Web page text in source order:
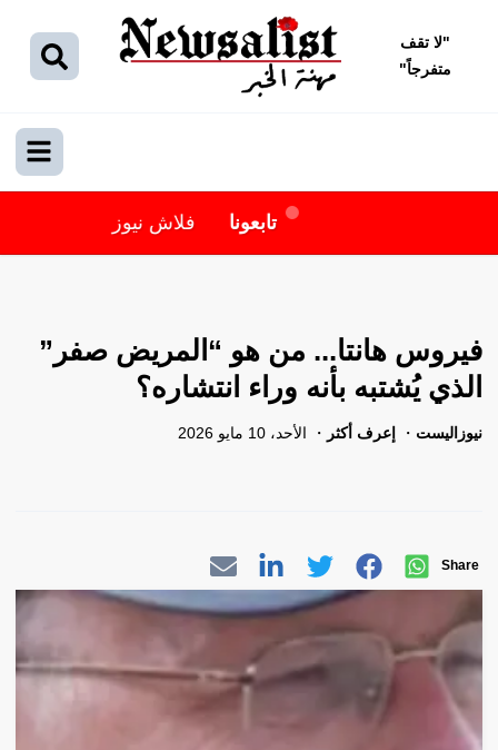
"لا تقف
متفرجاً"
تابعونا فلاش نيوز
فيروس هانتا... من هو “المريض صفر”
الذي يُشتبه بأنه وراء انتشاره؟
نيوزاليست إعرف أكثر الأحد، 10 مايو 2026
Share